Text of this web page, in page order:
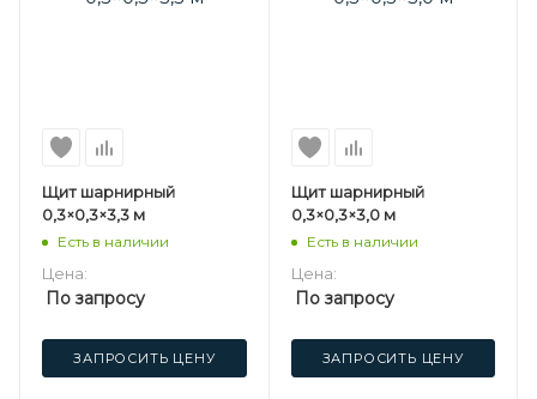
Щит шарнирный
0,3×0,3×3,3 м
Есть в наличии
Цена:
По запросу
ЗАПРОСИТЬ ЦЕНУ
Щит шарнирный
0,3×0,3×3,0 м
Есть в наличии
Цена:
По запросу
ЗАПРОСИТЬ ЦЕНУ